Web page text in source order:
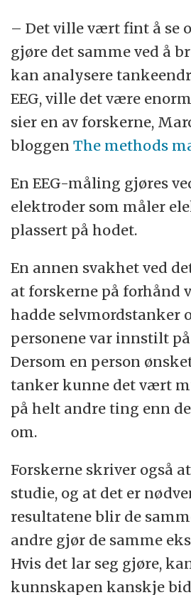
– Det ville vært fint å se
gjøre det samme ved å
kan analysere
EEG, ville det være
sier en av forskerne,
bloggenThe methods
En EEG-måling gjøres
elektroder som måler
plassert på hodet.
En annen svakhet ved
at forskerne på forhånd
hadde selvmordstanker
personene var innstilt
Dersom en person
tanker kunne det vært
på helt andre ting enn
om.
Forskerne skriver også
studie, og at det er
resultatene blir de
andre gjør de samme
Hvis det lar seg gjøre,
kunnskapen kanskje